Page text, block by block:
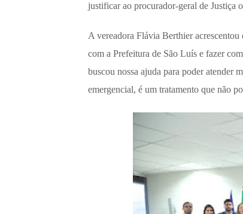
justificar ao procurador-geral de Justiça
A vereadora Flávia Berthier
com a Prefeitura de São Luís e fazer
buscou nossa ajuda para poder atender
emergencial, é um tratamento que não